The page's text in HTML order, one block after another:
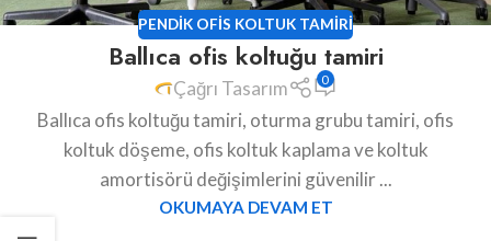
PENDIK OFIS KOLTUK TAMIRI
Ballıca ofis koltuğu tamiri
Çağrı Tasarım 0
Ballıca ofis koltuğu tamiri, oturma grubu tamiri, ofis
koltuk döşeme, ofis koltuk kaplama ve koltuk
amortisörü değişimlerini güvenilir ...
OKUMAYA DEVAM ET